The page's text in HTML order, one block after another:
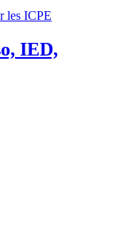
les ICPE
IED,